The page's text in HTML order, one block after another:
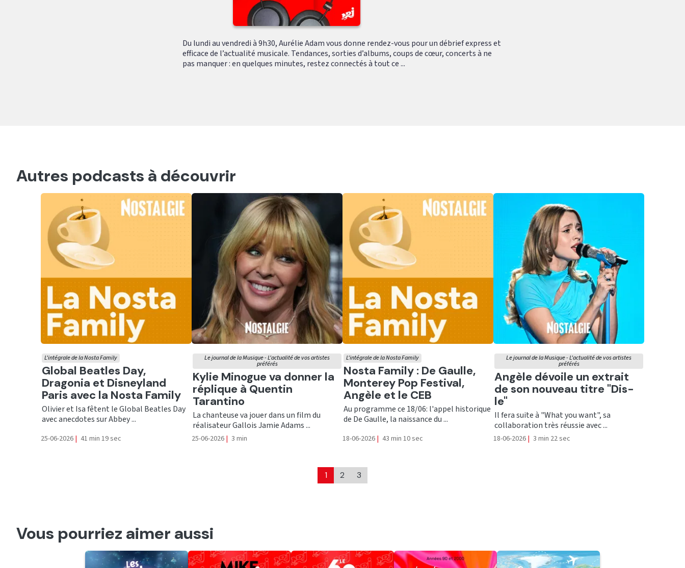
Du lundi au vendredi à 9h30, Aurélie Adam vous donne rendez-vous pour un débrief express et
efficace de l’actualité musicale. Tendances, sorties d’albums, coups de cœur, concerts à ne
pas manquer : en quelques minutes, restez connectés à tout ce ...
Autres podcasts à découvrir
Ecouter
Global Beatles Day,
Dragonia et Disneyland
Paris avec la Nosta Family
L'intégrale de la Nosta Family
Olivier et Isa fêtent le Global Beatles Day
avec anecdotes sur Abbey ...
25-06-2026 | 41 min 19 sec
Ecouter
Kylie Minogue va donner la
réplique à Quentin
Tarantino
Le journal de la Musique - L'actualité de vos artistes
préférés
La chanteuse va jouer dans un film du
réalisateur Gallois Jamie Adams ...
25-06-2026 | 3 min
Ecouter
Nosta Family : De Gaulle,
Monterey Pop Festival,
Angèle et le CEB
L'intégrale de la Nosta Family
Au programme ce 18/06: l'appel historique
de De Gaulle, la naissance du ...
18-06-2026 | 43 min 10 sec
Ecouter
Angèle dévoile un extrait
de son nouveau titre "Dis-
le"
Le journal de la Musique - L'actualité de vos artistes
préférés
Il fera suite à "What you want", sa
collaboration très réussie avec ...
18-06-2026 | 3 min 22 sec
1 2 3
Vous pourriez aimer aussi